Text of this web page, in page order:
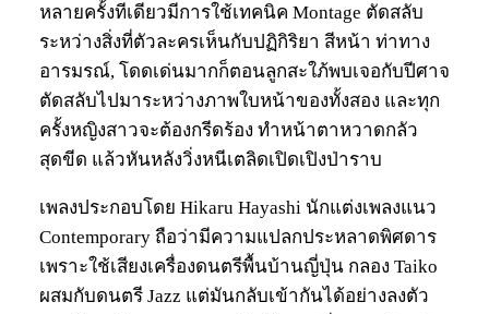
หลายครั้งทีเดียวมีการใช้เทคนิค Montage ตัดสลับ
ระหว่างสิ่งที่ตัวละครเห็นกับปฏิกิริยา สีหน้า ท่าทาง
อารมรณ์, โดดเด่นมากก็ตอนลูกสะใภ้พบเจอกับปีศาจ
ตัดสลับไปมาระหว่างภาพใบหน้าของทั้งสอง และทุก
ครั้งหญิงสาวจะต้องกรีดร้อง ทำหน้าตาหวาดกลัว
สุดขีด แล้วหันหลังวิ่งหนีเตลิดเปิดเปิงป่าราบ
เพลงประกอบโดย Hikaru Hayashi นักแต่งเพลงแนว
Contemporary ถือว่ามีความแปลกประหลาดพิศดาร
เพราะใช้เสียงเครื่องดนตรีพื้นบ้านญี่ปุ่น กลอง Taiko
ผสมกับดนตรี Jazz แต่มันกลับเข้ากันได้อย่างลงตัว